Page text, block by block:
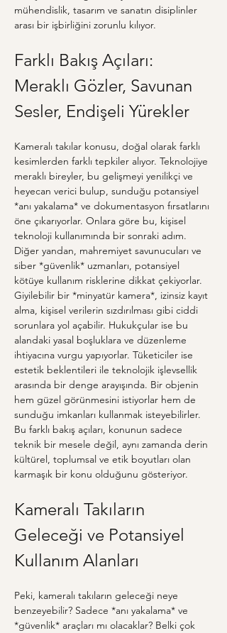
mühendislik, tasarım ve sanatın disiplinler
arası bir işbirliğini zorunlu kılıyor.
Farklı Bakış Açıları:
Meraklı Gözler, Savunan
Sesler, Endişeli Yürekler
Kameralı takılar konusu, doğal olarak farklı
kesimlerden farklı tepkiler alıyor. Teknolojiye
meraklı bireyler, bu gelişmeyi yenilikçi ve
heyecan verici bulup, sunduğu potansiyel
*anı yakalama* ve dokumentasyon fırsatlarını
öne çıkarıyorlar. Onlara göre bu, kişisel
teknoloji kullanımında bir sonraki adım.
Diğer yandan, mahremiyet savunucuları ve
siber *güvenlik* uzmanları, potansiyel
kötüye kullanım risklerine dikkat çekiyorlar.
Giyilebilir bir *minyatür kamera*, izinsiz kayıt
alma, kişisel verilerin sızdırılması gibi ciddi
sorunlara yol açabilir. Hukukçular ise bu
alandaki yasal boşluklara ve düzenleme
ihtiyacına vurgu yapıyorlar. Tüketiciler ise
estetik beklentileri ile teknolojik işlevsellik
arasında bir denge arayışında. Bir objenin
hem güzel görünmesini istiyorlar hem de
sunduğu imkanları kullanmak isteyebilirler.
Bu farklı bakış açıları, konunun sadece
teknik bir mesele değil, aynı zamanda derin
kültürel, toplumsal ve etik boyutları olan
karmaşık bir konu olduğunu gösteriyor.
Kameralı Takıların
Geleceği ve Potansiyel
Kullanım Alanları
Peki, kameralı takıların geleceği neye
benzeyebilir? Sadece *anı yakalama* ve
*güvenlik* araçları mı olacaklar? Belki çok